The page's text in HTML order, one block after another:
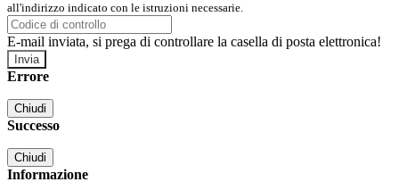
all'indirizzo indicato con le istruzioni necessarie.
E-mail inviata, si prega di controllare la casella di posta elettronica!
Errore
Chiudi
Successo
Chiudi
Informazione